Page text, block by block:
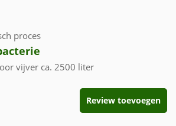
proces
vijver ca. 2500 liter
Review toevoegen